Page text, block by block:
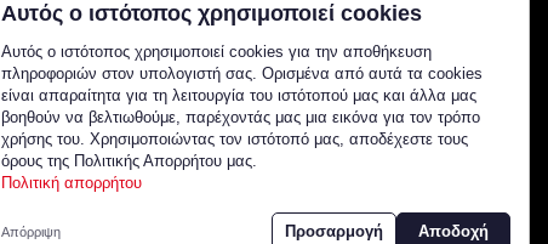
Αυτός ο ιστότοπος χρησιμοποιεί cookies
Αυτός ο ιστότοπος χρησιμοποιεί cookies για την αποθήκευση
πληροφοριών στον υπολογιστή σας. Ορισμένα από αυτά τα cookies
είναι απαραίτητα για τη λειτουργία του ιστότοπού μας και άλλα μας
βοηθούν να βελτιωθούμε, παρέχοντάς μας μια εικόνα για τον τρόπο
χρήσης του. Χρησιμοποιώντας τον ιστότοπό μας, αποδέχεστε τους
όρους της Πολιτικής Απορρήτου μας.
Πολιτική απορρήτου
Απόρριψη Προσαρμογή Αποδοχή